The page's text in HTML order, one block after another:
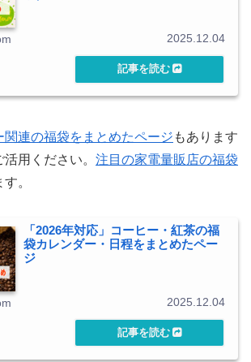
2025.12.04
関連の福袋をまとめたページ もあります
用ください。 注目の家電量販店の福袋
。
「2026年対応」コーヒー・紅茶の福
袋カレンダー・日程をまとめたペー
ジ
2025.12.04